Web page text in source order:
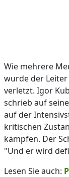
Wie mehrere
wurde der
verletzt. Igor
schrieb auf
auf der
kritischen
kämpfen. Der
"Und er wird
Lesen Sie auch: